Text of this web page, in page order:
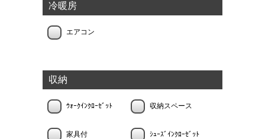
冷暖房
エアコン
収納
ｳｫｰｸｲﾝｸﾛｰｾﾞｯﾄ 収納スペース
家具付 ｼｭｰｽﾞｲﾝｸﾛｰｾﾞｯﾄ